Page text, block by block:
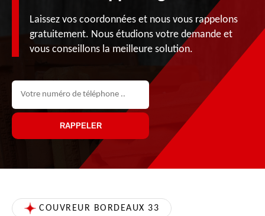
Laissez vos coordonnées et nous vous rappelons
gratuitement. Nous étudions votre demande et
vous conseillons la meilleure solution.
COUVREUR BORDEAUX 33